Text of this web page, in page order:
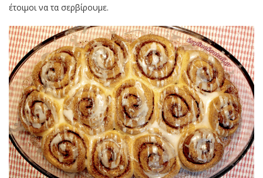
έτοιμοι να τα σερβίρουμε.